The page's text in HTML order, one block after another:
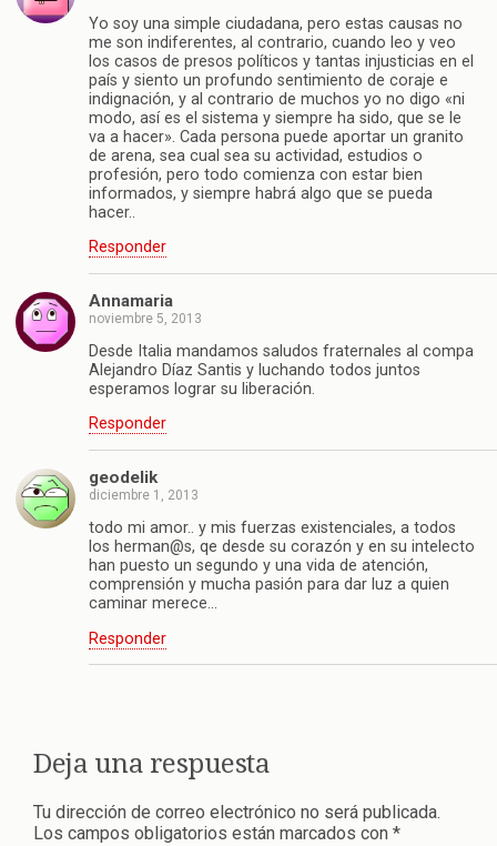
Yo soy una simple ciudadana, pero estas causas no
me son indiferentes, al contrario, cuando leo y veo
los casos de presos políticos y tantas injusticias en el
país y siento un profundo sentimiento de coraje e
indignación, y al contrario de muchos yo no digo «ni
modo, así es el sistema y siempre ha sido, que se le
va a hacer». Cada persona puede aportar un granito
de arena, sea cual sea su actividad, estudios o
profesión, pero todo comienza con estar bien
informados, y siempre habrá algo que se pueda
hacer..
Responder
Annamaria
noviembre 5, 2013
Desde Italia mandamos saludos fraternales al compa
Alejandro Díaz Santis y luchando todos juntos
esperamos lograr su liberación.
Responder
geodelik
diciembre 1, 2013
todo mi amor.. y mis fuerzas existenciales, a todos
los herman@s, qe desde su corazón y en su intelecto
han puesto un segundo y una vida de atención,
comprensión y mucha pasión para dar luz a quien
caminar merece…
Responder
Deja una respuesta
Tu dirección de correo electrónico no será publicada.
Los campos obligatorios están marcados con *